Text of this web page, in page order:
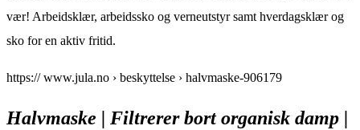
vær! Arbeidsklær, arbeidssko og verneutstyr samt hverdagsklær og
sko for en aktiv fritid.
https:// www.jula.no › beskyttelse › halvmaske-906179
Halvmaske | Filtrerer bort organisk damp |